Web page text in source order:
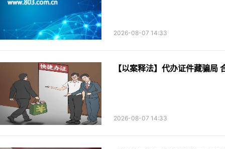
2026-08-07 14:33
【以案释法】代办证件藏骗局
2026-08-07 14:33